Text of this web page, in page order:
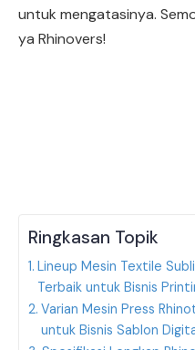
untuk mengatasinya.
ya Rhinovers!
Ringkasan Topik
Lineup Mesin Textile
Terbaik untuk Bisnis
Varian Mesin Press
untuk Bisnis Sablon